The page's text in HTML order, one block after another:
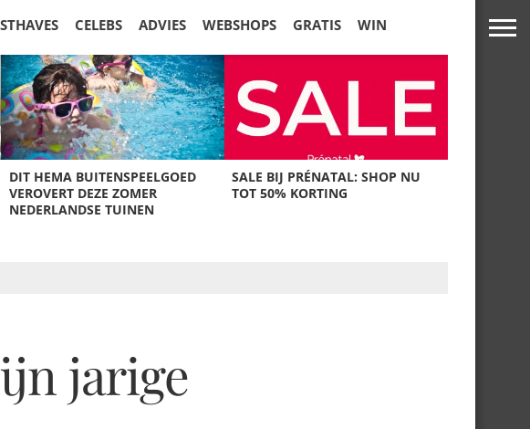
CELEBS ADVIES WEBSHOPS GRATIS WIN
DIT HEMA BUITENSPEELGOED
VEROVERT DEZE ZOMER
NEDERLANDSE TUINEN
SALE BIJ PRÉNATAL: SHOP NU
TOT 50% KORTING
jarige